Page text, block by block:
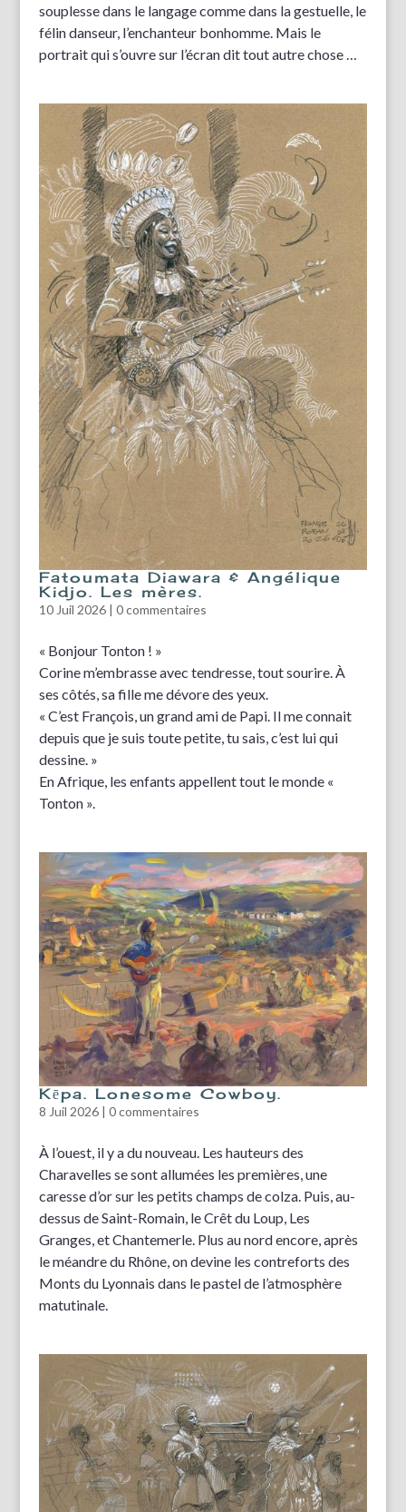
souplesse dans le langage comme dans la gestuelle, le
félin danseur, l’enchanteur bonhomme. Mais le
portrait qui s’ouvre sur l’écran dit tout autre chose …
Fatoumata Diawara & Angélique
Kidjo. Les mères.
10 Juil 2026| 0 commentaires
« Bonjour Tonton ! »
Corine m’embrasse avec tendresse, tout sourire. À
ses côtés, sa fille me dévore des yeux.
« C’est François, un grand ami de Papi. Il me connait
depuis que je suis toute petite, tu sais, c’est lui qui
dessine. »
En Afrique, les enfants appellent tout le monde «
Tonton ».
Kēpa. Lonesome Cowboy.
8 Juil 2026| 0 commentaires
À l’ouest, il y a du nouveau. Les hauteurs des
Charavelles se sont allumées les premières, une
caresse d’or sur les petits champs de colza. Puis, au-
dessus de Saint-Romain, le Crêt du Loup, Les
Granges, et Chantemerle. Plus au nord encore, après
le méandre du Rhône, on devine les contreforts des
Monts du Lyonnais dans le pastel de l’atmosphère
matutinale.